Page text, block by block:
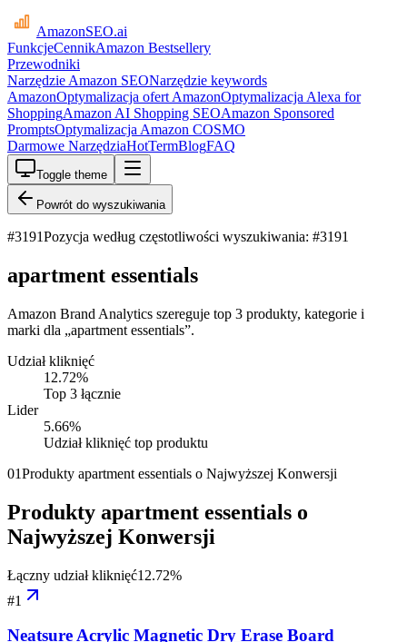
AmazonSEO.ai
FunkcjeCennikAmazon Bestsellery
Przewodniki
Narzędzie Amazon SEONarzędzie keywords
AmazonOptymalizacja ofert AmazonOptymalizacja Alexa for
ShoppingAmazon AI Shopping SEOAmazon Sponsored
PromptsOptymalizacja Amazon COSMO
Darmowe NarzędziaHotTermBlogFAQ
Toggle theme
Powrót do wyszukiwania
#3191Pozycja według częstotliwości wyszukiwania: #3191
apartment essentials
Amazon Brand Analytics szereguje top 3 produkty, kategorie i
marki dla „apartment essentials”.
Udział kliknięć
12.72%
Top 3 łącznie
Lider
5.66%
Udział kliknięć top produktu
01Produkty apartment essentials o Najwyższej Konwersji
Produkty apartment essentials o
Najwyższej Konwersji
Łączny udział kliknięć12.72%
#1
Neatsure Acrylic Magnetic Dry Erase Board